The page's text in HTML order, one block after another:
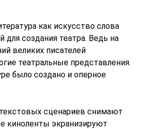
как искусство слова
для создания театра. Ведь на
великих писателей
театральные представления.
было создано и оперное
сценариев снимают
киноленты экранизируют